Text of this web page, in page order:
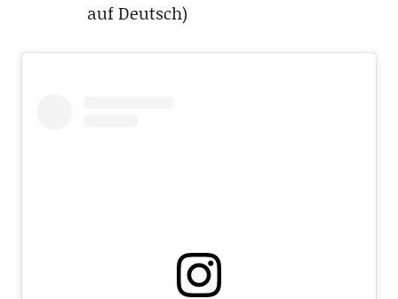
auf Deutsch)